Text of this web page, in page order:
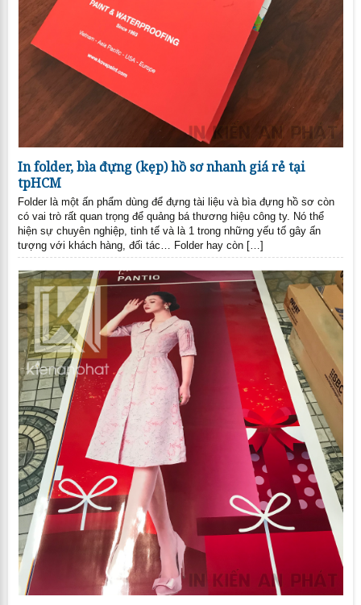
In folder, bìa đựng (kẹp) hồ sơ nhanh giá rẻ tại
tpHCM
Folder là một ấn phẩm dùng để đựng tài liệu và bìa đựng hồ sơ còn
có vai trò rất quan trọng để quảng bá thương hiệu công ty. Nó thể
hiện sự chuyên nghiệp, tinh tế và là 1 trong những yếu tố gây ấn
tượng với khách hàng, đối tác… Folder hay còn […]